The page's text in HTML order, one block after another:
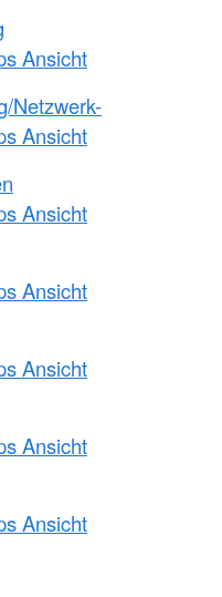
Ansicht
Netzwerk-
Ansicht
Ansicht
Ansicht
Ansicht
Ansicht
Ansicht